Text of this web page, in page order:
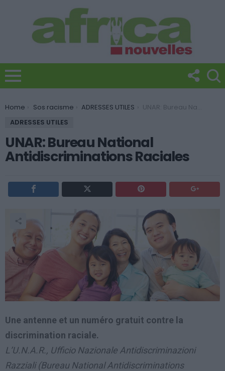
You are here:
Home Sos racisme ADRESSES UTILES
UNAR: Bureau National Antidiscriminations Raciales
ADRESSES UTILES
UNAR: Bureau National
Antidiscriminations Raciales
Une antenne et un numéro gratuit contre la
discrimination raciale.
L’U.N.A.R., Ufficio Nazionale Antidiscriminazioni
Razziali (Bureau National Antidiscriminations